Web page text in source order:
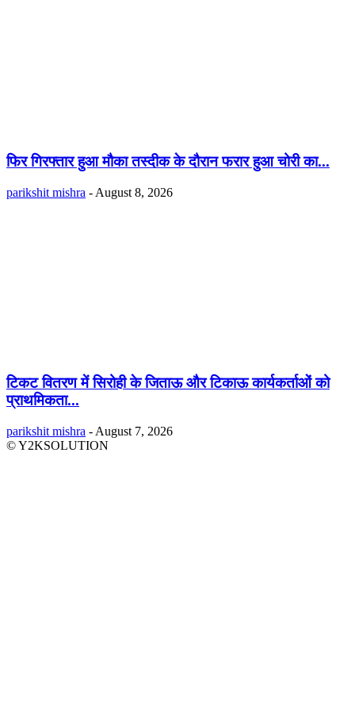
फिर गिरफ्तार हुआ मौका तस्दीक के दौरान फरार हुआ चोरी का...
parikshit mishra - August 8, 2026
टिकट वितरण में सिरोही के जिताऊ और टिकाऊ कार्यकर्ताओं को
प्राथमिकता...
parikshit mishra - August 7, 2026
© Y2KSOLUTION